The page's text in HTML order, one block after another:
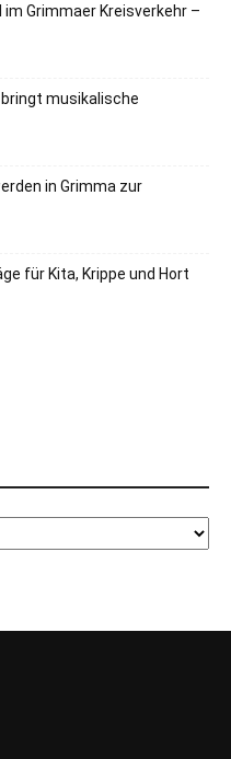
Grimmaer Kreisverkehr –
musikalische
in Grimma zur
für Kita, Krippe und Hort